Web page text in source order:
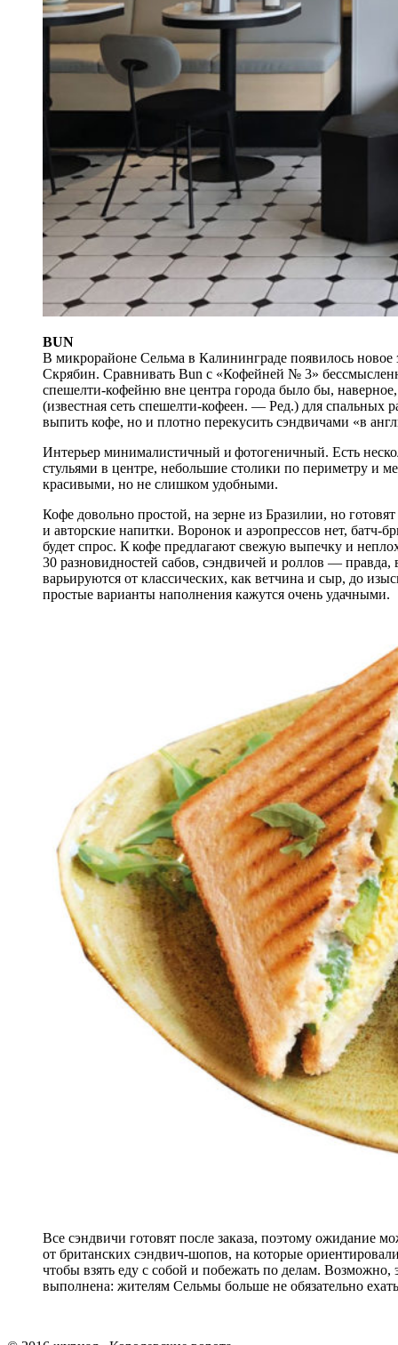
BUN
В микрорайоне Сельма в Калининграде появилось
Скрябин. Сравнивать Bun с «Кофейней № 3»
спешелти-кофейню вне центра города было бы,
(известная сеть спешелти-кофеен. — Ред.) для
выпить кофе, но и плотно перекусить сэндвичами «в
Интерьер минималистичный и фотогеничный. Есть
стульями в центре, небольшие столики по периметру и
красивыми, но не слишком удобными.
Кофе довольно простой, на зерне из Бразилии, но
и авторские напитки. Воронок и аэропрессов нет, батч-
будет спрос. К кофе предлагают свежую выпечку и
30 разновидностей сабов, сэндвичей и роллов —
варьируются от классических, как ветчина и сыр, до
простые варианты наполнения кажутся очень удачными.
Все сэндвичи готовят после заказа, поэтому ожидание
от британских сэндвич-шопов, на которые
чтобы взять еду с собой и побежать по делам.
выполнена: жителям Сельмы больше не обязательно